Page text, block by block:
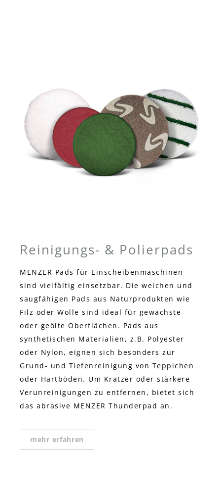
Reinigungs- & Polierpads
MENZER Pads für Einscheibenmaschinen
sind vielfältig einsetzbar. Die weichen und
saugfähigen Pads aus Naturprodukten wie
Filz oder Wolle sind ideal für gewachste
oder geölte Oberflächen. Pads aus
synthetischen Materialien, z.B. Polyester
oder Nylon, eignen sich besonders zur
Grund- und Tiefenreinigung von Teppichen
oder Hartböden. Um Kratzer oder stärkere
Verunreinigungen zu entfernen, bietet sich
das abrasive MENZER Thunderpad an.
mehr erfahren